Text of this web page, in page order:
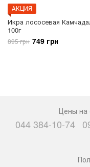
АКЦИЯ
Икра лососевая
100г
895 грн 749 грн
Цены на
044 384-10-74